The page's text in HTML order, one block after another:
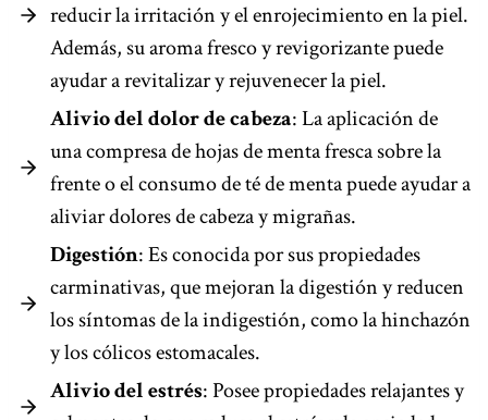
reducir la irritación y el enrojecimiento en la piel.
Además, su aroma fresco y revigorizante puede
ayudar a revitalizar y rejuvenecer la piel.
Alivio del dolor de cabeza: La aplicación de
una compresa de hojas de menta fresca sobre la
frente o el consumo de té de menta puede ayudar a
aliviar dolores de cabeza y migrañas.
Digestión: Es conocida por sus propiedades
carminativas, que mejoran la digestión y reducen
los síntomas de la indigestión, como la hinchazón
y los cólicos estomacales.
Alivio del estrés: Posee propiedades relajantes y